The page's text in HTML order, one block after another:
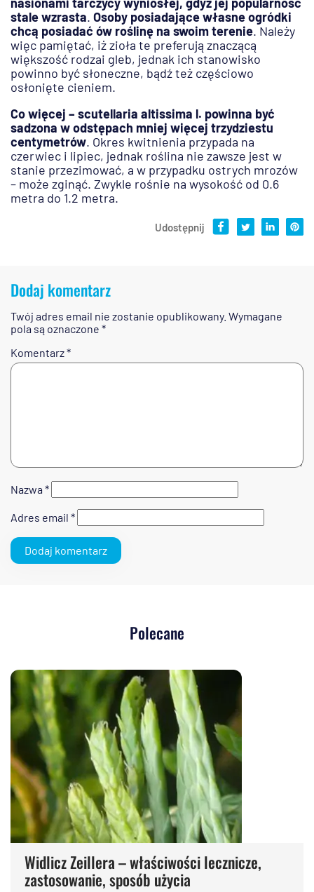
stale wzrasta. Osoby posiadające własne ogródki
chcą posiadać ów roślinę na swoim terenie. Należy
więc pamiętać, iż zioła te preferują znaczącą
większość rodzai gleb, jednak ich stanowisko
powinno być słoneczne, bądź też częściowo
osłonięte cieniem.
Co więcej – scutellaria altissima l. powinna być
sadzona w odstępach mniej więcej trzydziestu
centymetrów. Okres kwitnienia przypada na
czerwiec i lipiec, jednak roślina nie zawsze jest w
stanie przezimować, a w przypadku ostrych mrozów
– może zginąć. Zwykle rośnie na wysokość od 0.6
metra do 1.2 metra.
Udostępnij
Dodaj komentarz
Twój adres email nie zostanie opublikowany. Wymagane
pola są oznaczone *
Komentarz*
Nazwa *
Adres email *
Polecane
Widlicz Zeillera – właściwości lecznicze,
zastosowanie, sposób użycia